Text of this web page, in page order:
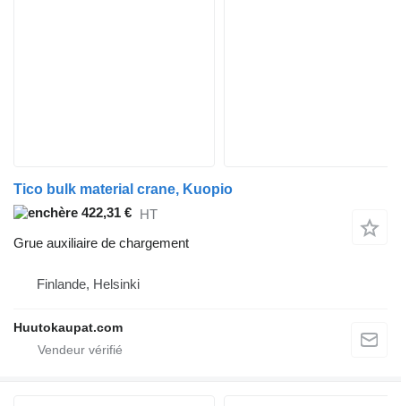
Tico bulk material crane, Kuopio
422,31 € HT
Grue auxiliaire de chargement
Finlande, Helsinki
Huutokaupat.com